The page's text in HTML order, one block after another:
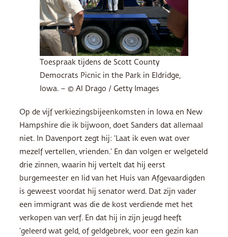
Toespraak tijdens de Scott County
Democrats Picnic in the Park in Eldridge,
Iowa. – © Al Drago / Getty Images
Op de vijf verkiezingsbijeenkomsten in Iowa en New
Hampshire die ik bijwoon, doet Sanders dat allemaal
niet. In Davenport zegt hij: ‘Laat ik even wat over
mezelf vertellen, vrienden.’ En dan volgen er welgeteld
drie zinnen, waarin hij vertelt dat hij eerst
burgemeester en lid van het Huis van Afgevaardigden
is geweest voordat hij senator werd. Dat zijn vader
een immigrant was die de kost verdiende met het
verkopen van verf. En dat hij in zijn jeugd heeft
‘geleerd wat geld, of geldgebrek, voor een gezin kan